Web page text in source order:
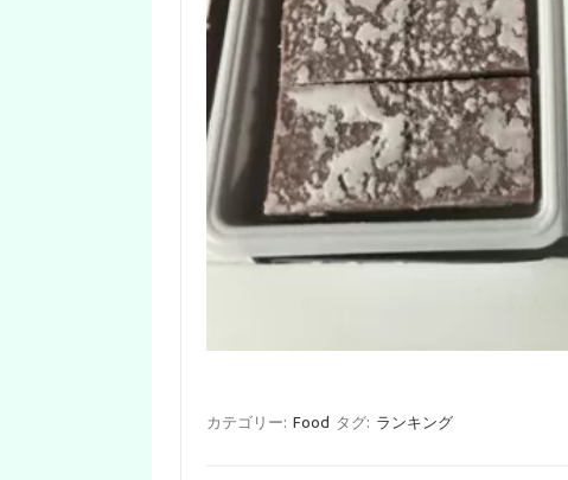
カテゴリー: Food タグ: ランキング